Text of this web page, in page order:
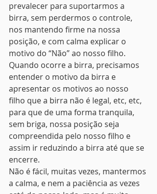
prevalecer para suportarmos a
birra, sem perdermos o controle,
nos mantendo firme na nossa
posição, e com calma explicar o
motivo do “Não” ao nosso filho.
Quando ocorre a birra, precisamos
entender o motivo da birra e
apresentar os motivos ao nosso
filho que a birra não é legal, etc, etc,
para que de uma forma tranquila,
sem briga, nossa posição seja
compreendida pelo nosso filho e
assim ir reduzindo a birra até que se
encerre.
Não é fácil, muitas vezes, mantermos
a calma, e nem a paciência as vezes